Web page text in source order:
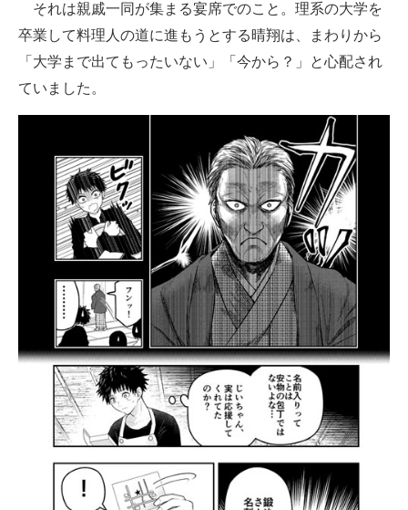
それは親戚一同が集まる宴席でのこと。理系の大学を
卒業して料理人の道に進もうとする晴翔は、まわりから
「大学まで出てもったいない」「今から？」と心配され
ていました。